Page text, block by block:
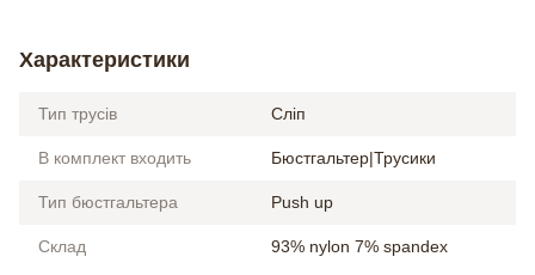
Характеристики
Тип трусів Сліп
В комплект входить Бюстгальтер|Трусики
Тип бюстгальтера Push up
Склад 93% nylon 7% spandex